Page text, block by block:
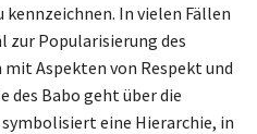
kennzeichnen. In vielen Fällen
zur Popularisierung des
Aspekten von Respekt und
des Babo geht über die
eine Hierarchie, in